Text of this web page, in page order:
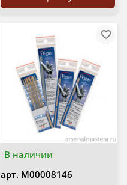
В наличии
арт. М00008146